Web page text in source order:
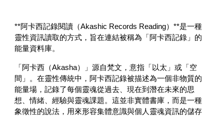
**阿卡西記錄閱讀（Akashic Records Reading）**是一種
靈性資訊讀取的方式，旨在連結被稱為「阿卡西記錄」的
能量資料庫。
「阿卡西（Akasha）」源自梵文，意指「以太」或「空
間」。在靈性傳統中，阿卡西記錄被描述為一個非物質的
能量場，記錄了每個靈魂從過去、現在到潛在未來的思
想、情緒、經驗與靈魂課題。這並非實體書庫，而是一種
象徵性的說法，用來形容集體意識與個人靈魂資訊的儲存